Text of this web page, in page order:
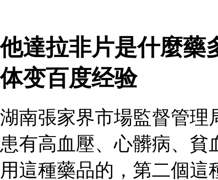
他達拉非片是什麼藥
体变百度经验
湖南張家界市場監督管理
患有高血壓、心髒病、
用這種藥品的，第二個